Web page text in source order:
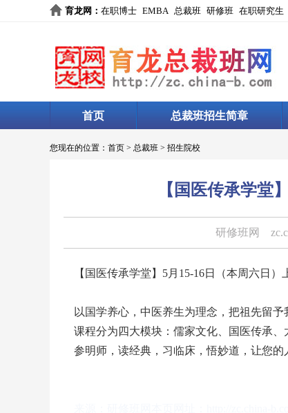
育龙网 ： 在职博士 EMBA 总裁班 研修班 在职研究生
首页 总裁班招生简章
您现在的位置： 首页 > 总裁班 > 招生院校
【国医传承学堂
研修班网
【国医传承学堂】5月15-16日（本周六日）
以国学养心，中医养生为理念，把祖先留
课程分为四大模块：儒家文化、国医传承、
参明师，读经典，习临床，悟妙道，让您的